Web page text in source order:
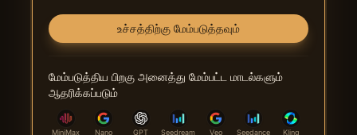
உச்சத்திற்கு மேம்படுத்தவும்
மேம்படுத்திய பிறகு அனைத்து மேம்பட்ட மாடல்களும்
ஆதரிக்கப்படும்
MiniMax
Nano
GPT Seedream Veo Seedance Kling